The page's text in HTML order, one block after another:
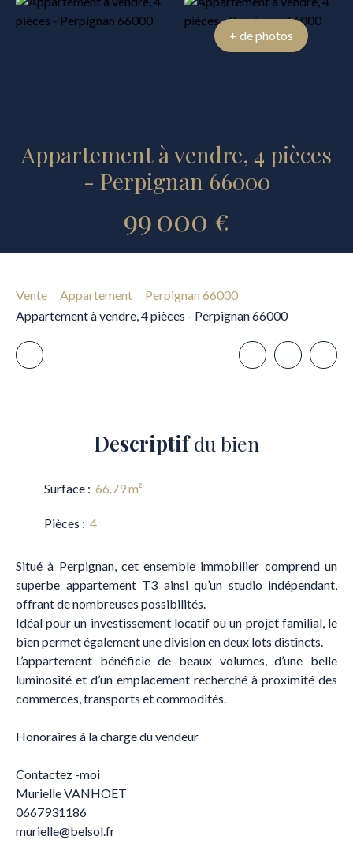
+ de photos
Appartement à vendre, 4 pièces
- Perpignan 66000
99 000 €
Vente Appartement
Perpignan 66000
Appartement à vendre, 4 pièces - Perpignan 66000
Descriptifdu bien
Surface : 66.79m²
Pièces : 4
Situé à Perpignan, cet ensemble immobilier comprend un
superbe appartement T3 ainsi qu’un studio indépendant,
offrant de nombreuses possibilités.
Idéal pour un investissement locatif ou un projet familial, le
bien permet également une division en deux lots distincts.
L’appartement bénéficie de beaux volumes, d’une belle
luminosité et d’un emplacement recherché à proximité des
commerces, transports et commodités.
Honoraires à la charge du vendeur
Contactez -moi
Murielle VANHOET
0667931186
murielle@belsol.fr